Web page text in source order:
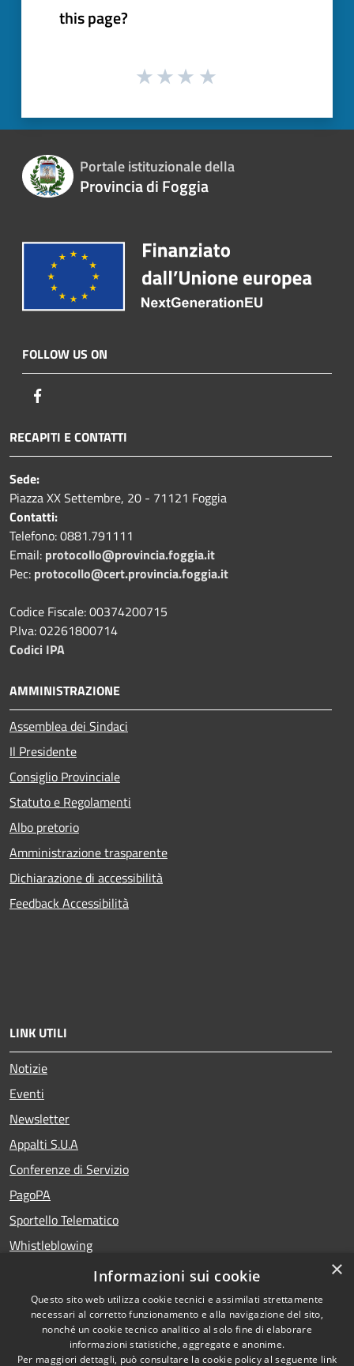
this page?
Portale istituzionale della
Provincia di Foggia
FOLLOW US ON
RECAPITI E CONTATTI
Sede:
Piazza XX Settembre, 20 - 71121 Foggia
Contatti:
Telefono: 0881.791111
Email: protocollo@provincia.foggia.it
Pec: protocollo@cert.provincia.foggia.it
Codice Fiscale: 00374200715
P.Iva: 02261800714
Codici IPA
AMMINISTRAZIONE
Assemblea dei Sindaci
Il Presidente
Consiglio Provinciale
Statuto e Regolamenti
Albo pretorio
Amministrazione trasparente
Dichiarazione di accessibilità
Feedback Accessibilità
LINK UTILI
Notizie
Eventi
Newsletter
Appalti S.U.A
Conferenze di Servizio
PagoPA
Sportello Telematico
Whistleblowing
Teatro del Fuoco
Portale Storico della Provincia di Foggia
RSS
Copyright © 2026 •
×
Informazioni sui cookie
Questo sito web utilizza cookie tecnici e assimilati strettamente
necessari al corretto funzionamento e alla navigazione del sito,
nonché un cookie tecnico analitico al solo fine di elaborare
informazioni statistiche, aggregate e anonime.
Per maggiori dettagli, può consultare la cookie policy al seguente link